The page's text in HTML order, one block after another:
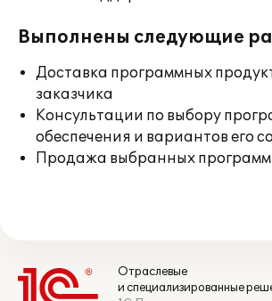
Выполнены следующие
Доставка программных
заказчика
Консультации по выбору
обеспечения и вариантов его
Продажа выбранных
Отраслевые
и специализированные